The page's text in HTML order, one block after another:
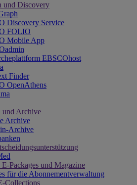
und Discovery
Discovery Service
FOLIO
Mobile App
EBSCOhost
Finder
OpenAthens
und Archive
Archive
Archive
Packages und Magazine
für die Abonnementverwaltung
Collections